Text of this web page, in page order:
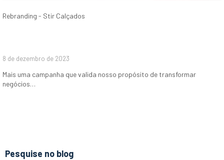
Rebranding - Stir Calçados
8 de dezembro de 2023
Mais uma campanha que valida nosso propósito de transformar
negócios…
Pesquise no blog